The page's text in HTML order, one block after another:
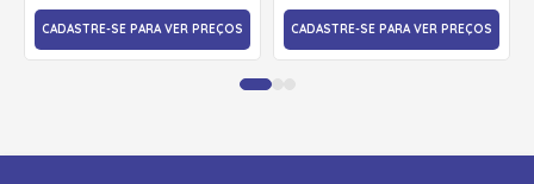
CADASTRE-SE PARA VER PREÇOS CADASTRE-SE PARA VER PREÇOS